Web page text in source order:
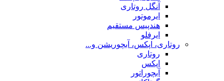
آنگل روتاری
ایرموتور
هندپیس مستقیم
ایرفلو
روتاری، اپکس، آبچوریشن و...
روتاری
اپکس
آبچوراتور